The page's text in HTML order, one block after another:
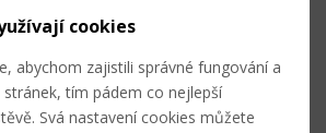
červená
(5 pár)
cookies
abychom zajistili správné fungování a
tím pádem co nejlepší
Svá nastavení cookies můžete